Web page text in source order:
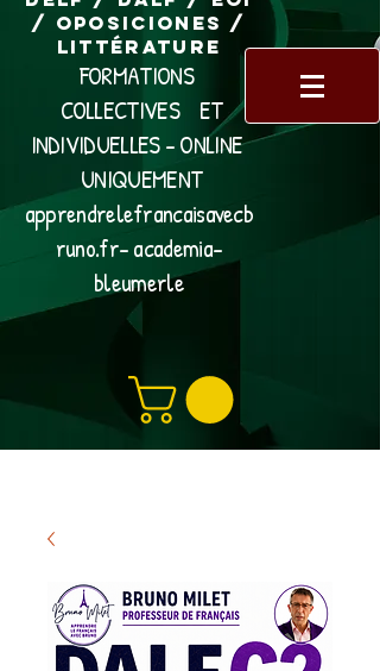
/ Oposiciones /
Littérature
FORMATIONS
COLLECTIVES ET
INDIVIDUELLES - ONLINE
UNIQUEMENT
apprendrelefrancaisavecb
runo.fr- academia-
bleumerle